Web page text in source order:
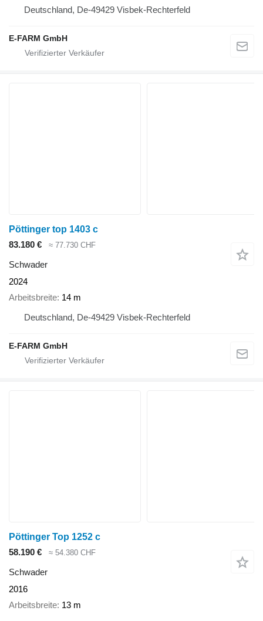
Deutschland, De-49429 Visbek-Rechterfeld
E-FARM GmbH
Pöttinger top 1403 c
83.180 €
≈ 77.730 CHF
Schwader
2024
Arbeitsbreite 14 m
Deutschland, De-49429 Visbek-Rechterfeld
E-FARM GmbH
Pöttinger Top 1252 c
58.190 €
≈ 54.380 CHF
Schwader
2016
Arbeitsbreite 13 m